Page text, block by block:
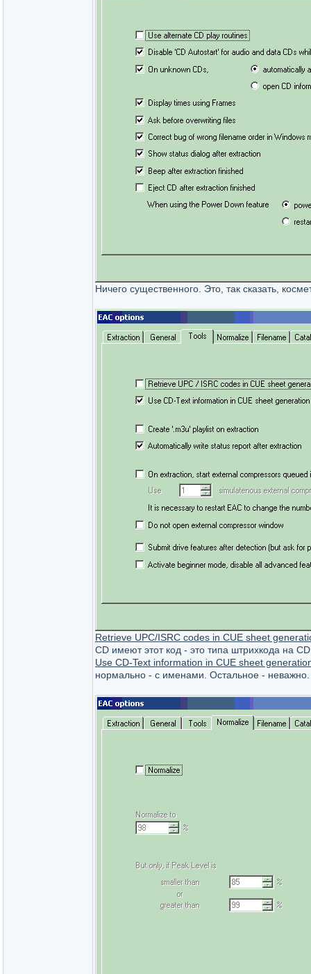
Ничего существенного. Это, так сказать,
Retrieve UPC/ISRC codes in CUE sheet
CD имеют этот код - это типа штрихкода на
Use CD-Text information in CUE sheet
нормально - с именами. Остальное - неважно.